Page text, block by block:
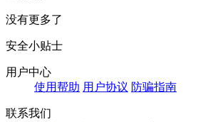
没有更多了
安全小贴士
用户中心
使用帮助 用户协议 防骗指南
联系我们